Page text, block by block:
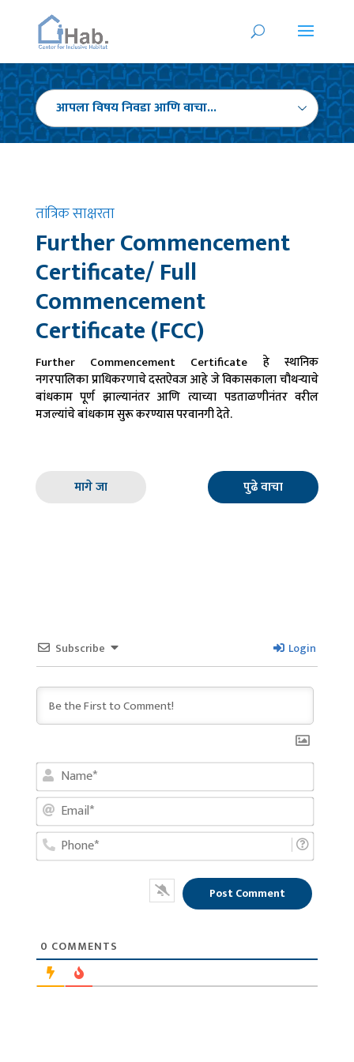
तांत्रिक साक्षरता
Further Commencement
Certificate/ Full
Commencement
Certificate (FCC)
Further Commencement Certificate हे स्थानिक
नगरपालिका प्राधिकरणाचे दस्तऐवज आहे जे विकासकाला चौथऱ्याचे
बांधकाम पूर्ण झाल्यानंतर आणि त्याच्या पडताळणीनंतर वरील
मजल्यांचे बांधकाम सुरू करण्यास परवानगी देते.
मागे जा पुढे वाचा
Subscribe Login
0 COMMENTS